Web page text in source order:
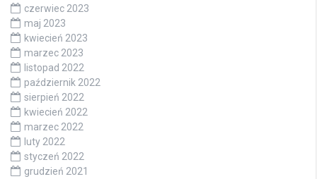
czerwiec 2023
maj 2023
kwiecień 2023
marzec 2023
listopad 2022
październik 2022
sierpień 2022
kwiecień 2022
marzec 2022
luty 2022
styczeń 2022
grudzień 2021